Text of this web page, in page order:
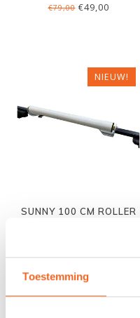
Toestemming
€79,00€49,00
NIEUW!
SUNNY 100 CM ROLLER